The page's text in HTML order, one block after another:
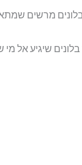
בלונים מרשים
שיגיע אל